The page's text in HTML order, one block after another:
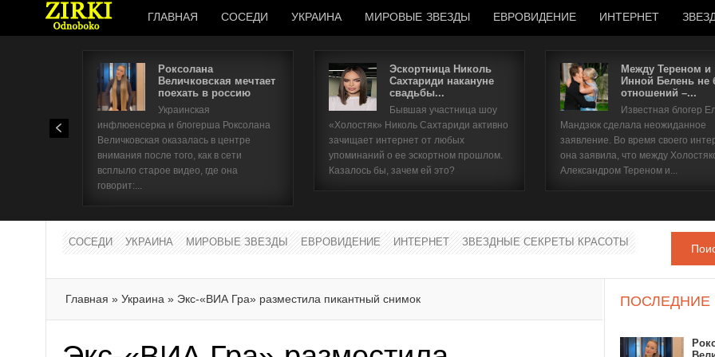
ГЛАВНАЯ СОСЕДИ УКРАИНА МИРОВЫЕ ЗВЕЗДЫ ЕВРОВИДЕНИЕ ИНТЕРНЕТ
Роксолана
Величковская мечтает
поехать в россию
Украинская
инфлюенсерка и блогерша Роксолана
Величковская оказалась в центре
внимания после того, как в сети
всплыло старое видео, где она
говорит:...
Эскортница Николь
Сахтариди накануне
свадьбы...
Бывшая участница шоу
«Холостяк» Николь Сахтариди активно
зачищает интернет от любых
упоминаний о ее эскортном прошлом.
Казалось бы, зачем ей это?
Между Тереном и
Инной Белень не
отношений –...
Известная блогер
Мандзюк сделала неожиданное
заявление. Во время своего
она заявила, что между
Александром Тереном и...
СОСЕДИ УКРАИНА МИРОВЫЕ ЗВЕЗДЫ ЕВРОВИДЕНИЕ ИНТЕРНЕТ ЗВЕЗДНЫЕ СЕКРЕТЫ КРАСОТЫ
Главная » Украина » Экс-«ВИА Гра» разместила пикантный снимок ПОСЛЕДНИЕ
Имя пользователя
Забыли имя пользователя?